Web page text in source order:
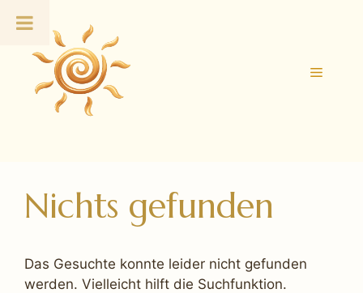
Inhalt
springen
Menü
Nichts gefunden
Das Gesuchte konnte leider nicht gefunden
werden. Vielleicht hilft die Suchfunktion.